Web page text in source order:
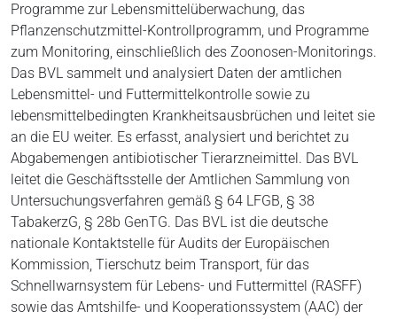
Programme zur Lebensmittelüberwachung, das
Pflanzenschutzmittel-Kontrollprogramm, und Programme
zum Monitoring, einschließlich des Zoonosen-Monitorings.
Das BVL sammelt und analysiert Daten der amtlichen
Lebensmittel- und Futtermittelkontrolle sowie zu
lebensmittelbedingten Krankheitsausbrüchen und leitet sie
an die EU weiter. Es erfasst, analysiert und berichtet zu
Abgabemengen antibiotischer Tierarzneimittel. Das BVL
leitet die Geschäftsstelle der Amtlichen Sammlung von
Untersuchungsverfahren gemäß § 64 LFGB, § 38
TabakerzG, § 28b GenTG. Das BVL ist die deutsche
nationale Kontaktstelle für Audits der Europäischen
Kommission, Tierschutz beim Transport, für das
Schnellwarnsystem für Lebens- und Futtermittel (RASFF)
sowie das Amtshilfe- und Kooperationssystem (AAC) der